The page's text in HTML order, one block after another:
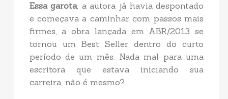
Essa garota, a autora já havia despontado
e começava a caminhar com passos mais
firmes, a obra lançada em ABR/2013 se
tornou um Best Seller dentro do curto
período de um mês. Nada mal para uma
escritora que estava iniciando sua
carreira, não é mesmo?